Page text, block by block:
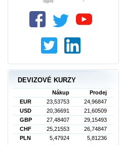
DEVIZOVÉ KURZY
Nákup
Prodej
EUR
23,53753
24,96847
USD
20,36691
21,60509
GBP
27,48407
29,15493
CHF
25,21553
26,74847
PLN
5,47924 5,81236